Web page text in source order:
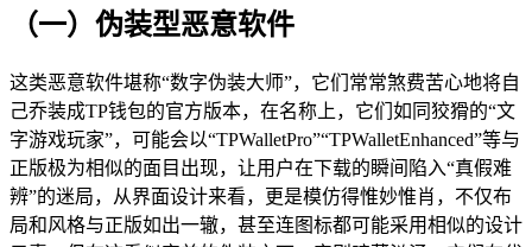
（一）伪装型恶意软件
这类恶意软件堪称“数字伪装大师”，它们常常煞费苦心地将自
己乔装成TP钱包的官方版本，在名称上，它们如同狡猾的“文
字游戏玩家”，可能会以“TPWalletPro”“TPWalletEnhanced”等与
正版极为相似的面目出现，让用户在下载的瞬间陷入“真假难
辨”的迷局，从界面设计来看，更是模仿得惟妙惟肖，不仅布
局和风格与正版如出一辙，甚至连图标都可能采用相似的设计